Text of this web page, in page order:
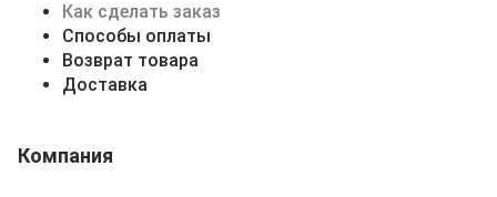
Как сделать заказ
Способы оплаты
Возврат товара
Доставка
Компания